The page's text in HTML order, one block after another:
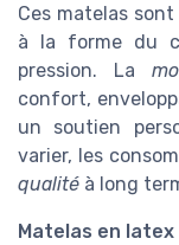
Ces matelas
à la forme du
pression. La
confort,
un soutien
varier, les
qualité à long
Matelas en latex